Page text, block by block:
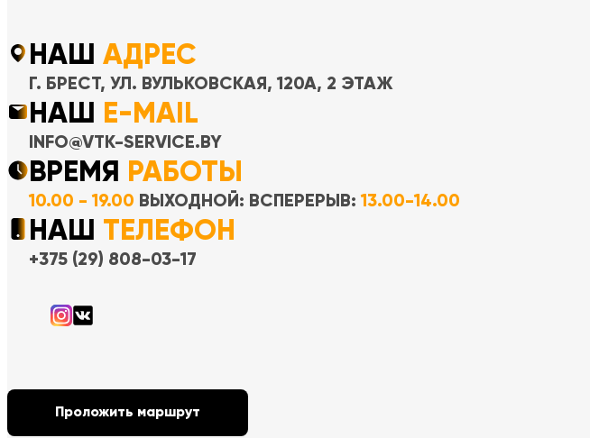
НАШ АДРЕС
Г. БРЕСТ, УЛ. ВУЛЬКОВСКАЯ, 120А, 2 ЭТАЖ
НАШ E-MAIL
INFO@VTK-SERVICE.BY
ВРЕМЯ РАБОТЫ
10.00 - 19.00 ВЫХОДНОЙ: ВC ПЕРЕРЫВ:13.00-14.00
НАШ ТЕЛЕФОН
+375 (29) 808-03-17
Проложить маршрут